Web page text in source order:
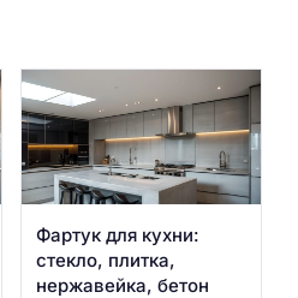
Фартук для кухни:
стекло, плитка,
нержавейка, бетон